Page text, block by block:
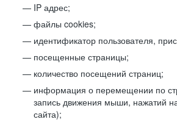
IP адрес;
файлы cookies;
идентификатор пользователя,
посещенные страницы;
количество посещений страниц;
информация о перемещении по
запись движения мыши, нажатий
сайта);